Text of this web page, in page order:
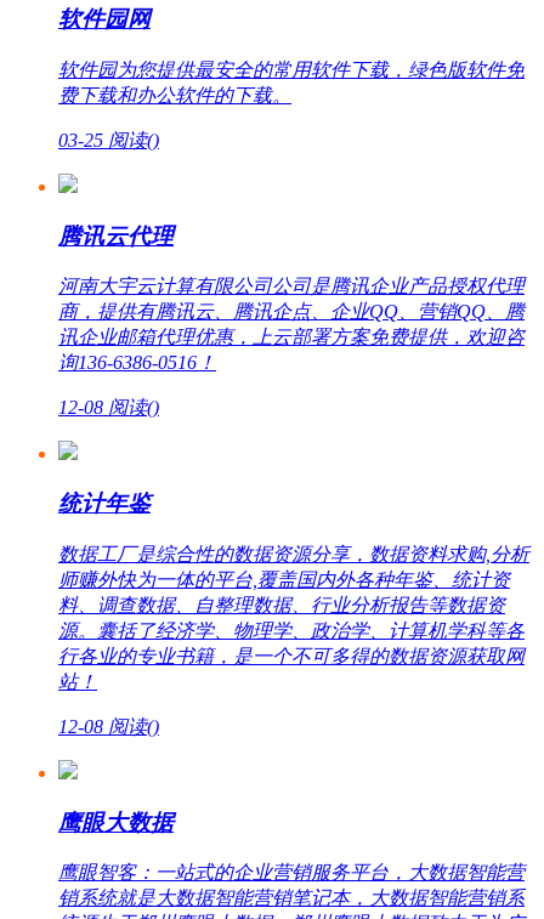
软件园网
软件园为您提供最安全的常用软件下载，绿色版软件免
费下载和办公软件的下载。
03-25 阅读()
腾讯云代理
河南大宇云计算有限公司公司是腾讯企业产品授权代理
商，提供有腾讯云、腾讯企点、企业QQ、营销QQ、腾
讯企业邮箱代理优惠，上云部署方案免费提供，欢迎咨
询136-6386-0516！
12-08 阅读()
统计年鉴
数据工厂是综合性的数据资源分享，数据资料求购,分析
师赚外快为一体的平台,覆盖国内外各种年鉴、统计资
料、调查数据、自整理数据、行业分析报告等数据资
源。囊括了经济学、物理学、政治学、计算机学科等各
行各业的专业书籍，是一个不可多得的数据资源获取网
站！
12-08 阅读()
鹰眼大数据
鹰眼智客：一站式的企业营销服务平台，大数据智能营
销系统就是大数据智能营销笔记本，大数据智能营销系